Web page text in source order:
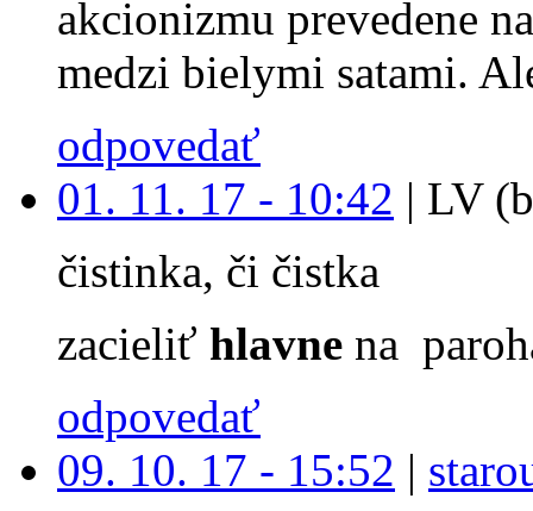
akcionizmu prevedene
medzi bielymi satami.
odpovedať
01. 11. 17 - 10:42 | LV
čistinka, či čistka
zacieliť hlavne na
odpovedať
09. 10. 17 - 15:52 |